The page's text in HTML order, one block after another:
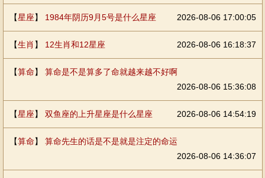
【星座】 1984年阴历9月5号是什么星座 2026-08-06 17:00:05
【生肖 】 12生肖和12星座 2026-08-06 16:18:37
【算命】 算命是不是算多了命就越来越不好啊
2026-08-06 15:36:08
【星座】 双鱼座的上升星座是什么星座 2026-08-06 14:54:19
【算命】 算命先生的话是不是就是注定的命运
2026-08-06 14:36:07